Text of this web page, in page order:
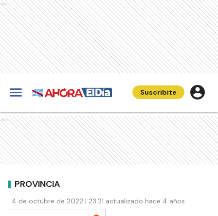
Ads
Suscribite
Ads
PROVINCIA
4 de octubre de 2022 | 23:21 actualizado hace 4 años